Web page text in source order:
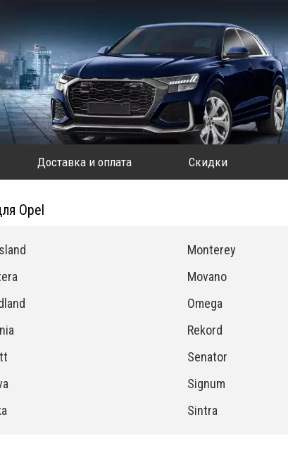
Доставка и оплата Скидки
Opel
Monterey
Movano
Omega
Rekord
Senator
Signum
Sintra